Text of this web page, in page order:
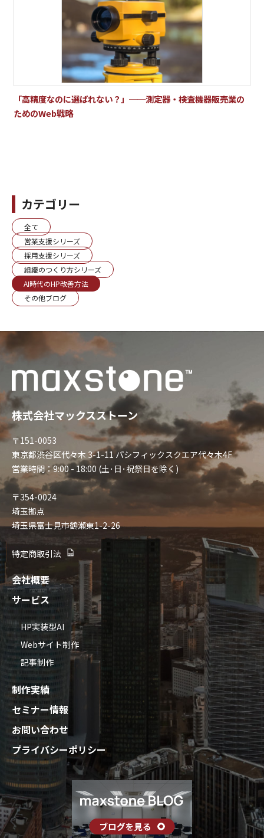
「高精度なのに選ばれない？」──測定器・検査機器販売業の
ためのWeb戦略
カテゴリー
全て
営業支援シリーズ
採用支援シリーズ
組織のつくり方シリーズ
AI時代のHP改善方法
その他ブログ
株式会社マックスストーン
〒151-0053
東京都渋谷区代々木 3-1-11 パシフィックスクエア代々木4F
営業時間：9:00 - 18:00 (土･日･祝祭日を除く)
〒354-0024
埼玉拠点
埼玉県富士見市鶴瀬東1-2-26
特定商取引法
会社概要
サービス
HP実装型AI
Webサイト制作
記事制作
制作実績
セミナー情報
お問い合わせ
プライバシーポリシー